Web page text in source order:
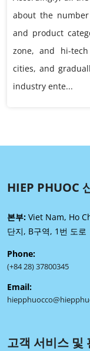
about the
and product
zone, and hi-
cities, and
industry ente...
HIEP PHUOC
본부: Viet Nam, Ho
단지, B구역, 1번 도로
Phone:
(+84 28) 37800345
Email:
고객 서비스 및